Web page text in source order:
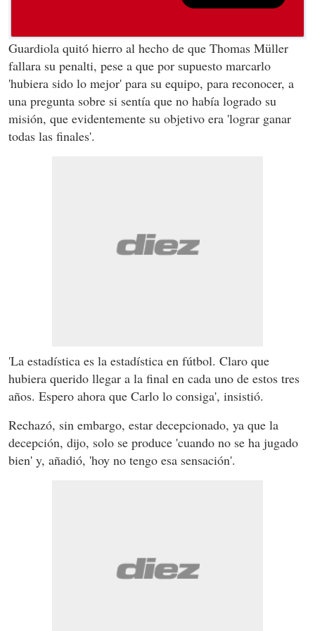
Guardiola quitó hierro al hecho de que Thomas Müller
fallara su penalti, pese a que por supuesto marcarlo
'hubiera sido lo mejor' para su equipo, para reconocer, a
una pregunta sobre si sentía que no había logrado su
misión, que evidentemente su objetivo era 'lograr ganar
todas las finales'.
'La estadística es la estadística en fútbol. Claro que
hubiera querido llegar a la final en cada uno de estos tres
años. Espero ahora que Carlo lo consiga', insistió.
Rechazó, sin embargo, estar decepcionado, ya que la
decepción, dijo, solo se produce 'cuando no se ha jugado
bien' y, añadió, 'hoy no tengo esa sensación'.